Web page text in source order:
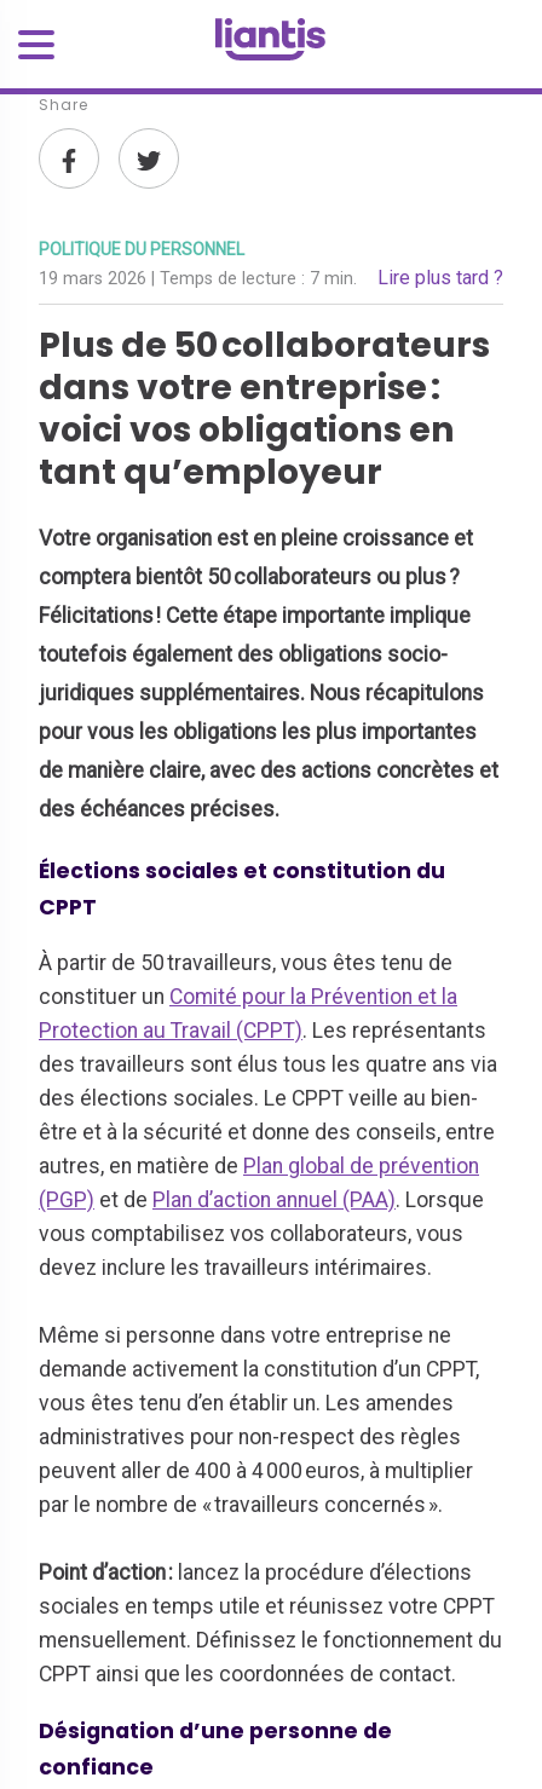
Share
POLITIQUE DU PERSONNEL
19 mars 2026 | Temps de lecture : 7 min. Lire plus tard ?
Plus de 50 collaborateurs
dans votre entreprise :
voici vos obligations en
tant qu’employeur
Votre organisation est en pleine croissance et
comptera bientôt 50 collaborateurs ou plus ?
Félicitations ! Cette étape importante implique
toutefois également des obligations socio-
juridiques supplémentaires. Nous récapitulons
pour vous les obligations les plus importantes
de manière claire, avec des actions concrètes et
des échéances précises.
Élections sociales et constitution du
CPPT
À partir de 50 travailleurs, vous êtes tenu de
constituer un Comité pour la Prévention et la
Protection au Travail (CPPT). Les représentants
des travailleurs sont élus tous les quatre ans via
des élections sociales. Le CPPT veille au bien-
être et à la sécurité et donne des conseils, entre
autres, en matière de Plan global de prévention
(PGP) et de Plan d’action annuel (PAA). Lorsque
vous comptabilisez vos collaborateurs, vous
devez inclure les travailleurs intérimaires.
Même si personne dans votre entreprise ne
demande activement la constitution d’un CPPT,
vous êtes tenu d’en établir un. Les amendes
administratives pour non-respect des règles
peuvent aller de 400 à 4 000 euros, à multiplier
par le nombre de « travailleurs concernés ».
Point d’action: lancez la procédure d’élections
sociales en temps utile et réunissez votre CPPT
mensuellement. Définissez le fonctionnement du
CPPT ainsi que les coordonnées de contact.
Désignation d’une personne de
confiance